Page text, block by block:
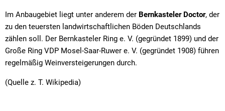
Im Anbaugebiet liegt unter anderem der Bernkasteler Doctor, der
zu den teuersten landwirtschaftlichen Böden Deutschlands
zählen soll. Der Bernkasteler Ring e. V. (gegründet 1899) und der
Große Ring VDP Mosel-Saar-Ruwer e. V. (gegründet 1908) führen
regelmäßig Weinversteigerungen durch.
(Quelle z. T. Wikipedia)